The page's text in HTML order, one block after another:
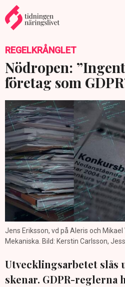
REGELKRÅNGLET
Nödropen:
företag som
Jens Eriksson, vd på Aleris och
Mekaniska. Bild: Kerstin Carlsson,
Utvecklingsarbetet slås
skenar. GDPR-reglerna